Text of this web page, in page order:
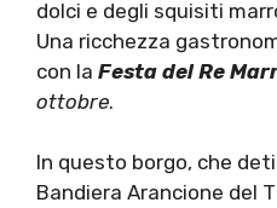
dolci e degli squisiti
Una ricchezza
con la Festa del Re
ottobre.
In questo borgo, che
Bandiera Arancione del